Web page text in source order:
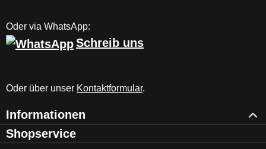
Oder via WhatsApp:
Schreib uns
Oder über unser Kontaktformular.
Informationen
Shopservice